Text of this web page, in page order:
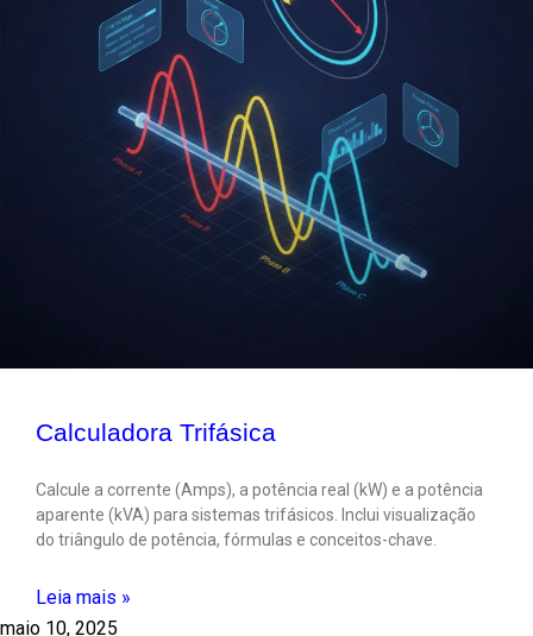
Calculadora Trifásica
Calcule a corrente (Amps), a potência real (kW) e a potência
aparente (kVA) para sistemas trifásicos. Inclui visualização
do triângulo de potência, fórmulas e conceitos-chave.
Leia mais »
maio 10, 2025